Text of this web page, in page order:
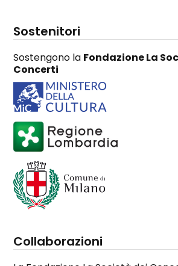
Sostenitori
Sostengono la Fondazione La
Concerti
Collaborazioni